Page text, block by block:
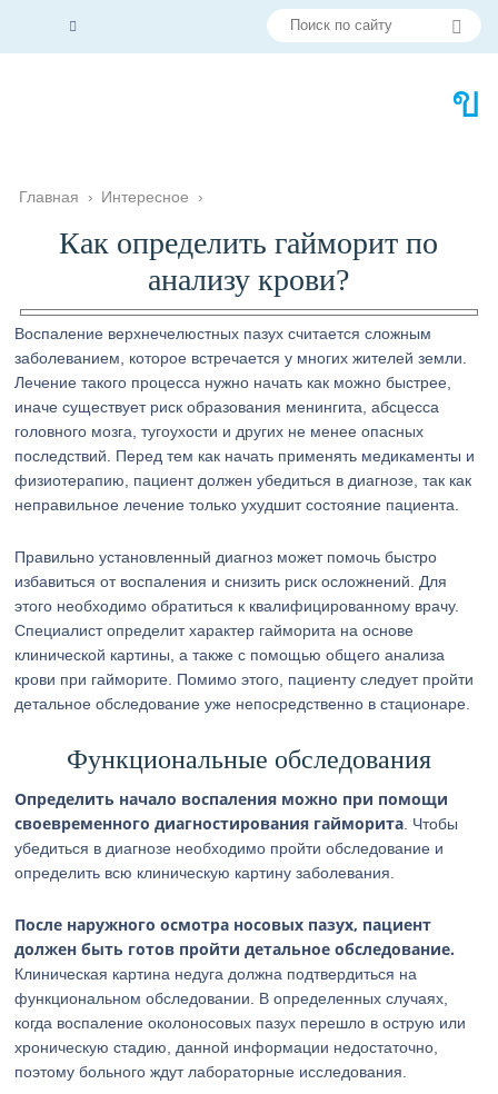
Главная › Интересное ›
Как определить гайморит по
анализу крови?
Воспаление верхнечелюстных пазух считается сложным
заболеванием, которое встречается у многих жителей земли.
Лечение такого процесса нужно начать как можно быстрее,
иначе существует риск образования менингита, абсцесса
головного мозга, тугоухости и других не менее опасных
последствий. Перед тем как начать применять медикаменты и
физиотерапию, пациент должен убедиться в диагнозе, так как
неправильное лечение только ухудшит состояние пациента.
Правильно установленный диагноз может помочь быстро
избавиться от воспаления и снизить риск осложнений. Для
этого необходимо обратиться к квалифицированному врачу.
Специалист определит характер гайморита на основе
клинической картины, а также с помощью общего анализа
крови при гайморите. Помимо этого, пациенту следует пройти
детальное обследование уже непосредственно в стационаре.
Функциональные обследования
Определить начало воспаления можно при помощи
своевременного диагностирования гайморита . Чтобы
убедиться в диагнозе необходимо пройти обследование и
определить всю клиническую картину заболевания.
После наружного осмотра носовых пазух, пациент
должен быть готов пройти детальное обследование.
Клиническая картина недуга должна подтвердиться на
функциональном обследовании. В определенных случаях,
когда воспаление околоносовых пазух перешло в острую или
хроническую стадию, данной информации недостаточно,
поэтому больного ждут лабораторные исследования.